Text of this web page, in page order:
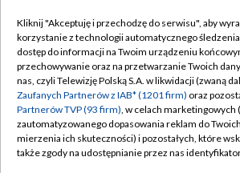
TVP
Abonament TVP
Emisja w TVP
Centrum informacji TVP
Naziemna Telewizja Cyfrowa
Regulamin TVP
Polityka
Moje zgody
Pomoc
Kliknij "Akceptuję i przechodzę do serwisu", aby
korzystanie z technologii automatycznego
dostęp do informacji na Twoim urządzeniu
przechowywanie oraz na przetwarzanie Twoich
nas, czyli Telewizję Polską S.A. w likwidacji (zwaną
Zaufanych Partnerów z IAB* (1201 firm) oraz
Partnerów TVP (93 firm), w celach marketingowych
zautomatyzowanego dopasowania reklam do
mierzenia ich skuteczności) i pozostałych, które
także zgody na udostępnianie przez nas